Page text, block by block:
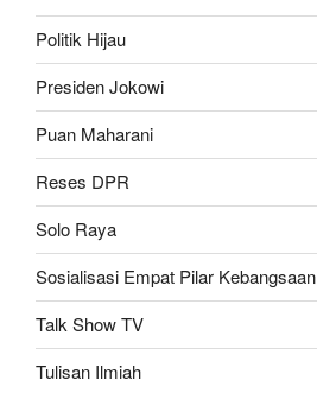
Politik Hijau
Presiden Jokowi
Puan Maharani
Reses DPR
Solo Raya
Sosialisasi Empat Pilar Kebangsaan
Talk Show TV
Tulisan Ilmiah